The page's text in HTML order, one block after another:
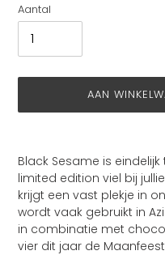
Aantal
AAN
toegevoegen
aan
je
winkelwagen
Black Sesame is
limited edition viel bij
krijgt een vast plekje in
wordt vaak gebruikt in
in combinatie met
vier dit jaar de